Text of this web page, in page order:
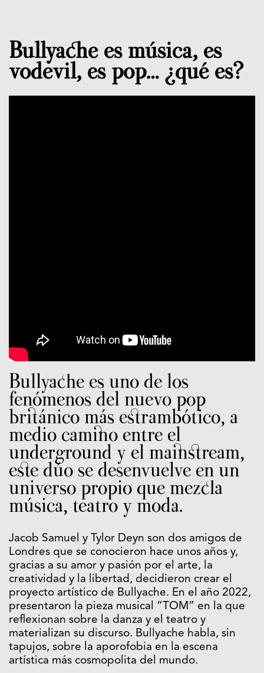
Bullyache es música, es
vodevil, es pop… ¿qué es?
Bullyache es uno de los
fenómenos del nuevo pop
británico más estrambótico, a
medio camino entre el
underground y el mainstream,
este dúo se desenvuelve en un
universo propio que mezcla
música, teatro y moda.
Jacob Samuel y Tylor Deyn son dos amigos de
Londres que se conocieron hace unos años y,
gracias a su amor y pasión por el arte, la
creatividad y la libertad, decidieron crear el
proyecto artístico de Bullyache. En el año 2022,
presentaron la pieza musical “TOM” en la que
reflexionan sobre la danza y el teatro y
materializan su discurso. Bullyache habla, sin
tapujos, sobre la aporofobia en la escena
artística más cosmopolita del mundo.